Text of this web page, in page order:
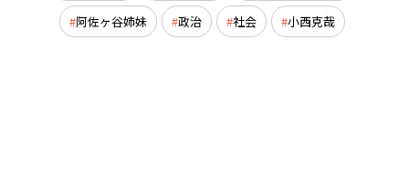
阿佐ヶ谷姉妹 政治 社会 小西克哉